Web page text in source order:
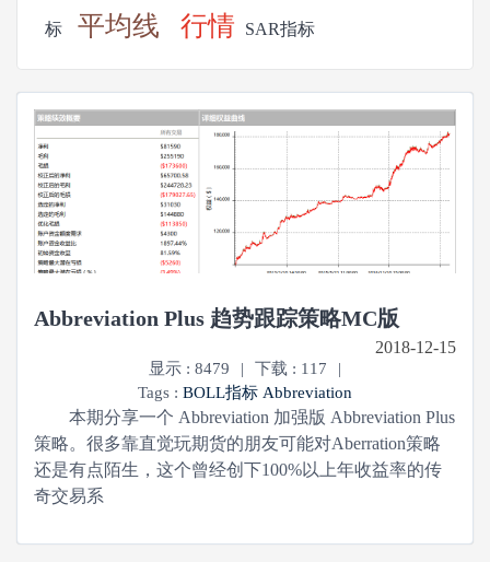
标 平均线 行情 SAR指标
Abbreviation Plus 趋势跟踪策略MC版
2018-12-15
显示 : 8479 | 下载 : 117
|
Tags : BOLL指标 Abbreviation
本期分享一个 Abbreviation 加强版 Abbreviation Plus
策略。很多靠直觉玩期货的朋友可能对Aberration策略
还是有点陌生，这个曾经创下100%以上年收益率的传
奇交易系